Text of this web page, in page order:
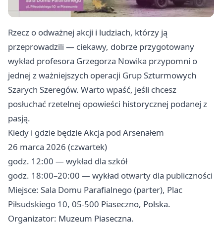
Rzecz o odważnej akcji i ludziach, którzy ją
przeprowadzili — ciekawy, dobrze przygotowany
wykład profesora Grzegorza Nowika przypomni o
jednej z ważniejszych operacji Grup Szturmowych
Szarych Szeregów. Warto wpaść, jeśli chcesz
posłuchać rzetelnej opowieści historycznej podanej z
pasją.
Kiedy i gdzie będzie Akcja pod Arsenałem
26 marca 2026 (czwartek)
godz. 12:00 — wykład dla szkół
godz. 18:00–20:00 — wykład otwarty dla publiczności
Miejsce: Sala Domu Parafialnego (parter), Plac
Piłsudskiego 10, 05-500 Piaseczno, Polska.
Organizator: Muzeum Piaseczna.